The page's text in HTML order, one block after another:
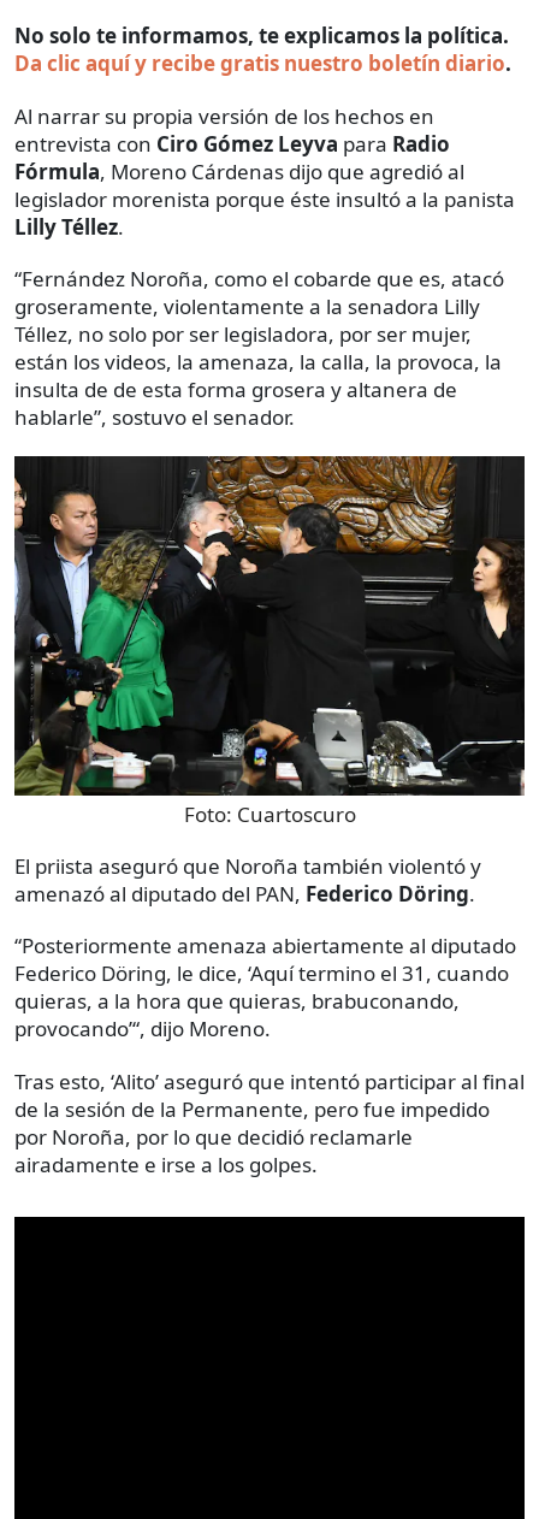
No solo te informamos, te explicamos la política.
Da clic aquí y recibe gratis nuestro boletín diario.
Al narrar su propia versión de los hechos en
entrevista con Ciro Gómez Leyva para Radio
Fórmula, Moreno Cárdenas dijo que agredió al
legislador morenista porque éste insultó a la panista
Lilly Téllez.
“Fernández Noroña, como el cobarde que es, atacó
groseramente, violentamente a la senadora Lilly
Téllez, no solo por ser legisladora, por ser mujer,
están los videos, la amenaza, la calla, la provoca, la
insulta de de esta forma grosera y altanera de
hablarle”, sostuvo el senador.
Foto: Cuartoscuro
El priista aseguró que Noroña también violentó y
amenazó al diputado del PAN, Federico Döring.
“Posteriormente amenaza abiertamente al diputado
Federico Döring, le dice, ‘Aquí termino el 31, cuando
quieras, a la hora que quieras, brabuconando,
provocando’“, dijo Moreno.
Tras esto, ‘Alito’ aseguró que intentó participar al final
de la sesión de la Permanente, pero fue impedido
por Noroña, por lo que decidió reclamarle
airadamente e irse a los golpes.